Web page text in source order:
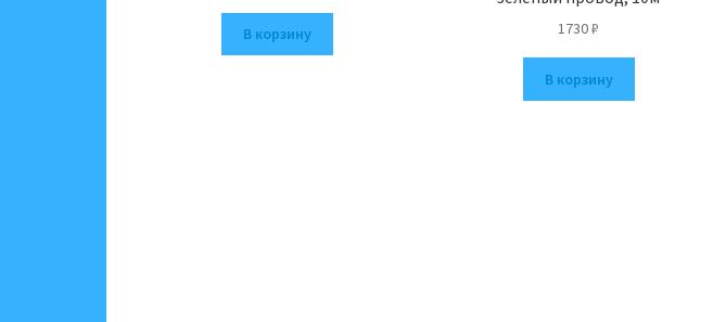
В корзину 1730₽
В корзину